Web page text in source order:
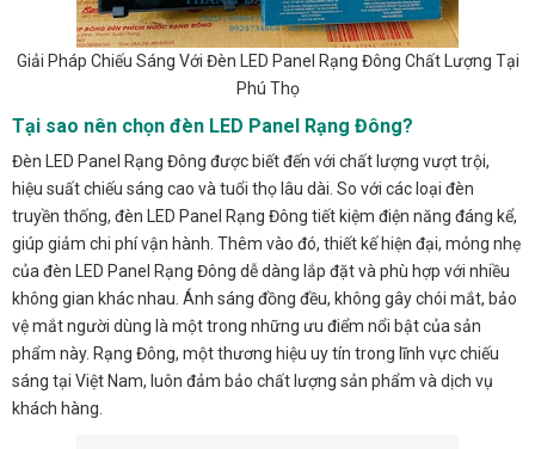
Giải Pháp Chiếu Sáng Với Đèn LED Panel Rạng Đông Chất Lượng Tại
Phú Thọ
Tại sao nên chọn đèn LED Panel Rạng Đông?
Đèn LED Panel Rạng Đông được biết đến với chất lượng vượt trội,
hiệu suất chiếu sáng cao và tuổi thọ lâu dài. So với các loại đèn
truyền thống, đèn LED Panel Rạng Đông tiết kiệm điện năng đáng kể,
giúp giảm chi phí vận hành. Thêm vào đó, thiết kế hiện đại, mỏng nhẹ
của đèn LED Panel Rạng Đông dễ dàng lắp đặt và phù hợp với nhiều
không gian khác nhau. Ánh sáng đồng đều, không gây chói mắt, bảo
vệ mắt người dùng là một trong những ưu điểm nổi bật của sản
phẩm này. Rạng Đông, một thương hiệu uy tín trong lĩnh vực chiếu
sáng tại Việt Nam, luôn đảm bảo chất lượng sản phẩm và dịch vụ
khách hàng.